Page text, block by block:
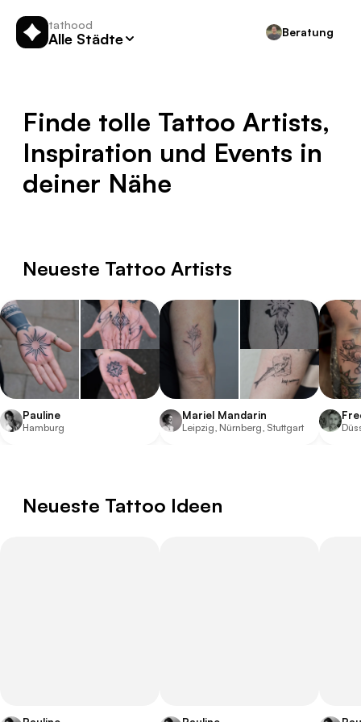
tathood
Alle Städte Beratung
Finde tolle Tattoo Artists,
Inspiration und Events in
deiner Nähe
Neueste Tattoo Artists
Pauline
Hamburg
Mariel Mandarin
Leipzig, Nürnberg, Stuttgart
Neueste Tattoo Ideen